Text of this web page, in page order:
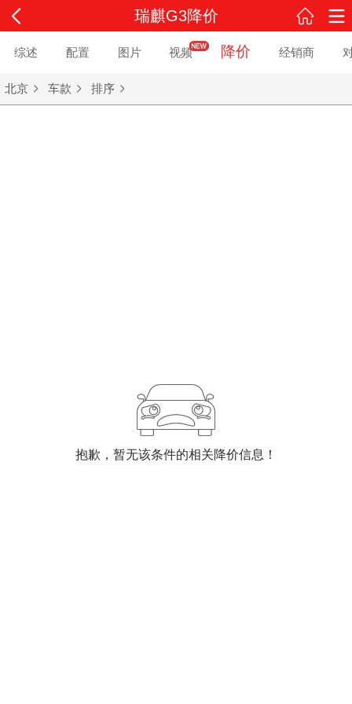
瑞麒G3降价
综述 配置 图片 视频 降价 经销商
北京 车款 排序
抱歉，暂无该条件的相关降价信息！